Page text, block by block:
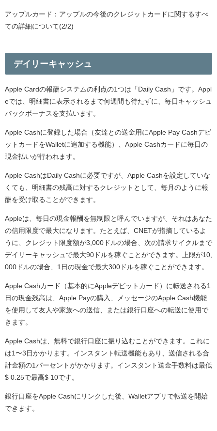
アップルカード：アップルの今後のクレジットカードに関するすべ
ての詳細について(2/2)
デイリーキャッシュ
Apple Cardの報酬システムの利点の1つは「Daily Cash」です。Appl
eでは、明細書に表示されるまで何週間も待たずに、毎日キャッシュ
バックボーナスを支払います。
Apple Cashに登録した場合（友達との送金用にApple Pay Cashデビ
ットカードをWalletに追加する機能）、Apple Cashカードに毎日の
現金払いが行われます。
Apple CashはDaily Cashに必要ですが、Apple Cashを設定していな
くても、明細書の残高に対するクレジットとして、毎月のように報
酬を受け取ることができます。
Appleは、毎日の現金報酬を無制限と呼んでいますが、それはあなた
の信用限度で最大になります。たとえば、CNETが指摘しているよ
うに、クレジット限度額が3,000ドルの場合、次の請求サイクルまで
デイリーキャッシュで最大90ドルを稼ぐことができます。上限が10,
000ドルの場合、1日の現金で最大300ドルを稼ぐことができます。
Apple Cashカード（基本的にAppleデビットカード）に転送される1
日の現金残高は、Apple Payの購入、メッセージのApple Cash機能
を使用して友人や家族への送信、または銀行口座への転送に使用で
きます。
Apple Cashは、無料で銀行口座に振り込むことができます。これに
は1〜3日かかります。インスタント転送機能もあり、送信される合
計金額の1パーセントがかかります。インスタント送金手数料は最低
$ 0.25で最高$ 10です。
銀行口座をApple Cashにリンクした後、Walletアプリで転送を開始
できます。